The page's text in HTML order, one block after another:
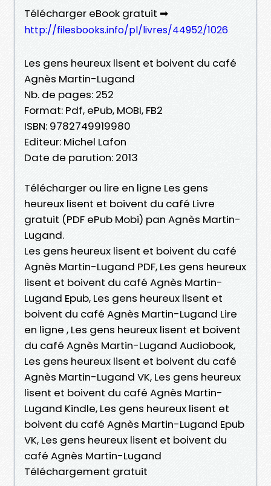
Télécharger eBook gratuit ➡
http://filesbooks.info/pl/livres/44952/1026
Les gens heureux lisent et boivent du café
Agnès Martin-Lugand
Nb. de pages: 252
Format: Pdf, ePub, MOBI, FB2
ISBN: 9782749919980
Editeur: Michel Lafon
Date de parution: 2013
Télécharger ou lire en ligne Les gens
heureux lisent et boivent du café Livre
gratuit (PDF ePub Mobi) pan Agnès Martin-
Lugand.
Les gens heureux lisent et boivent du café
Agnès Martin-Lugand PDF, Les gens heureux
lisent et boivent du café Agnès Martin-
Lugand Epub, Les gens heureux lisent et
boivent du café Agnès Martin-Lugand Lire
en ligne , Les gens heureux lisent et boivent
du café Agnès Martin-Lugand Audiobook,
Les gens heureux lisent et boivent du café
Agnès Martin-Lugand VK, Les gens heureux
lisent et boivent du café Agnès Martin-
Lugand Kindle, Les gens heureux lisent et
boivent du café Agnès Martin-Lugand Epub
VK, Les gens heureux lisent et boivent du
café Agnès Martin-Lugand
Téléchargement gratuit